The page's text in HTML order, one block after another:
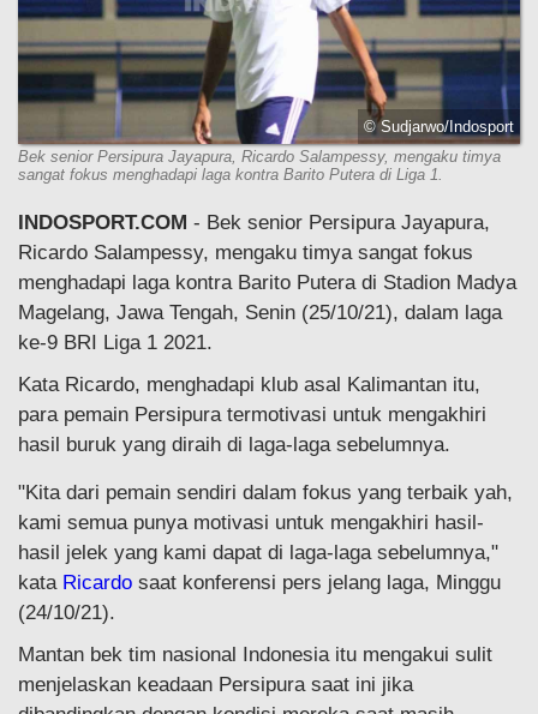
© Sudjarwo/Indosport
Bek senior Persipura Jayapura, Ricardo Salampessy, mengaku timya
sangat fokus menghadapi laga kontra Barito Putera di Liga 1.
INDOSPORT.COM - Bek senior Persipura Jayapura,
Ricardo Salampessy, mengaku timya sangat fokus
menghadapi laga kontra Barito Putera di Stadion Madya
Magelang, Jawa Tengah, Senin (25/10/21), dalam laga
ke-9 BRI Liga 1 2021.
Kata Ricardo, menghadapi klub asal Kalimantan itu,
para pemain Persipura termotivasi untuk mengakhiri
hasil buruk yang diraih di laga-laga sebelumnya.
"Kita dari pemain sendiri dalam fokus yang terbaik yah,
kami semua punya motivasi untuk mengakhiri hasil-
hasil jelek yang kami dapat di laga-laga sebelumnya,"
kata Ricardo saat konferensi pers jelang laga, Minggu
(24/10/21).
Mantan bek tim nasional Indonesia itu mengakui sulit
menjelaskan keadaan Persipura saat ini jika